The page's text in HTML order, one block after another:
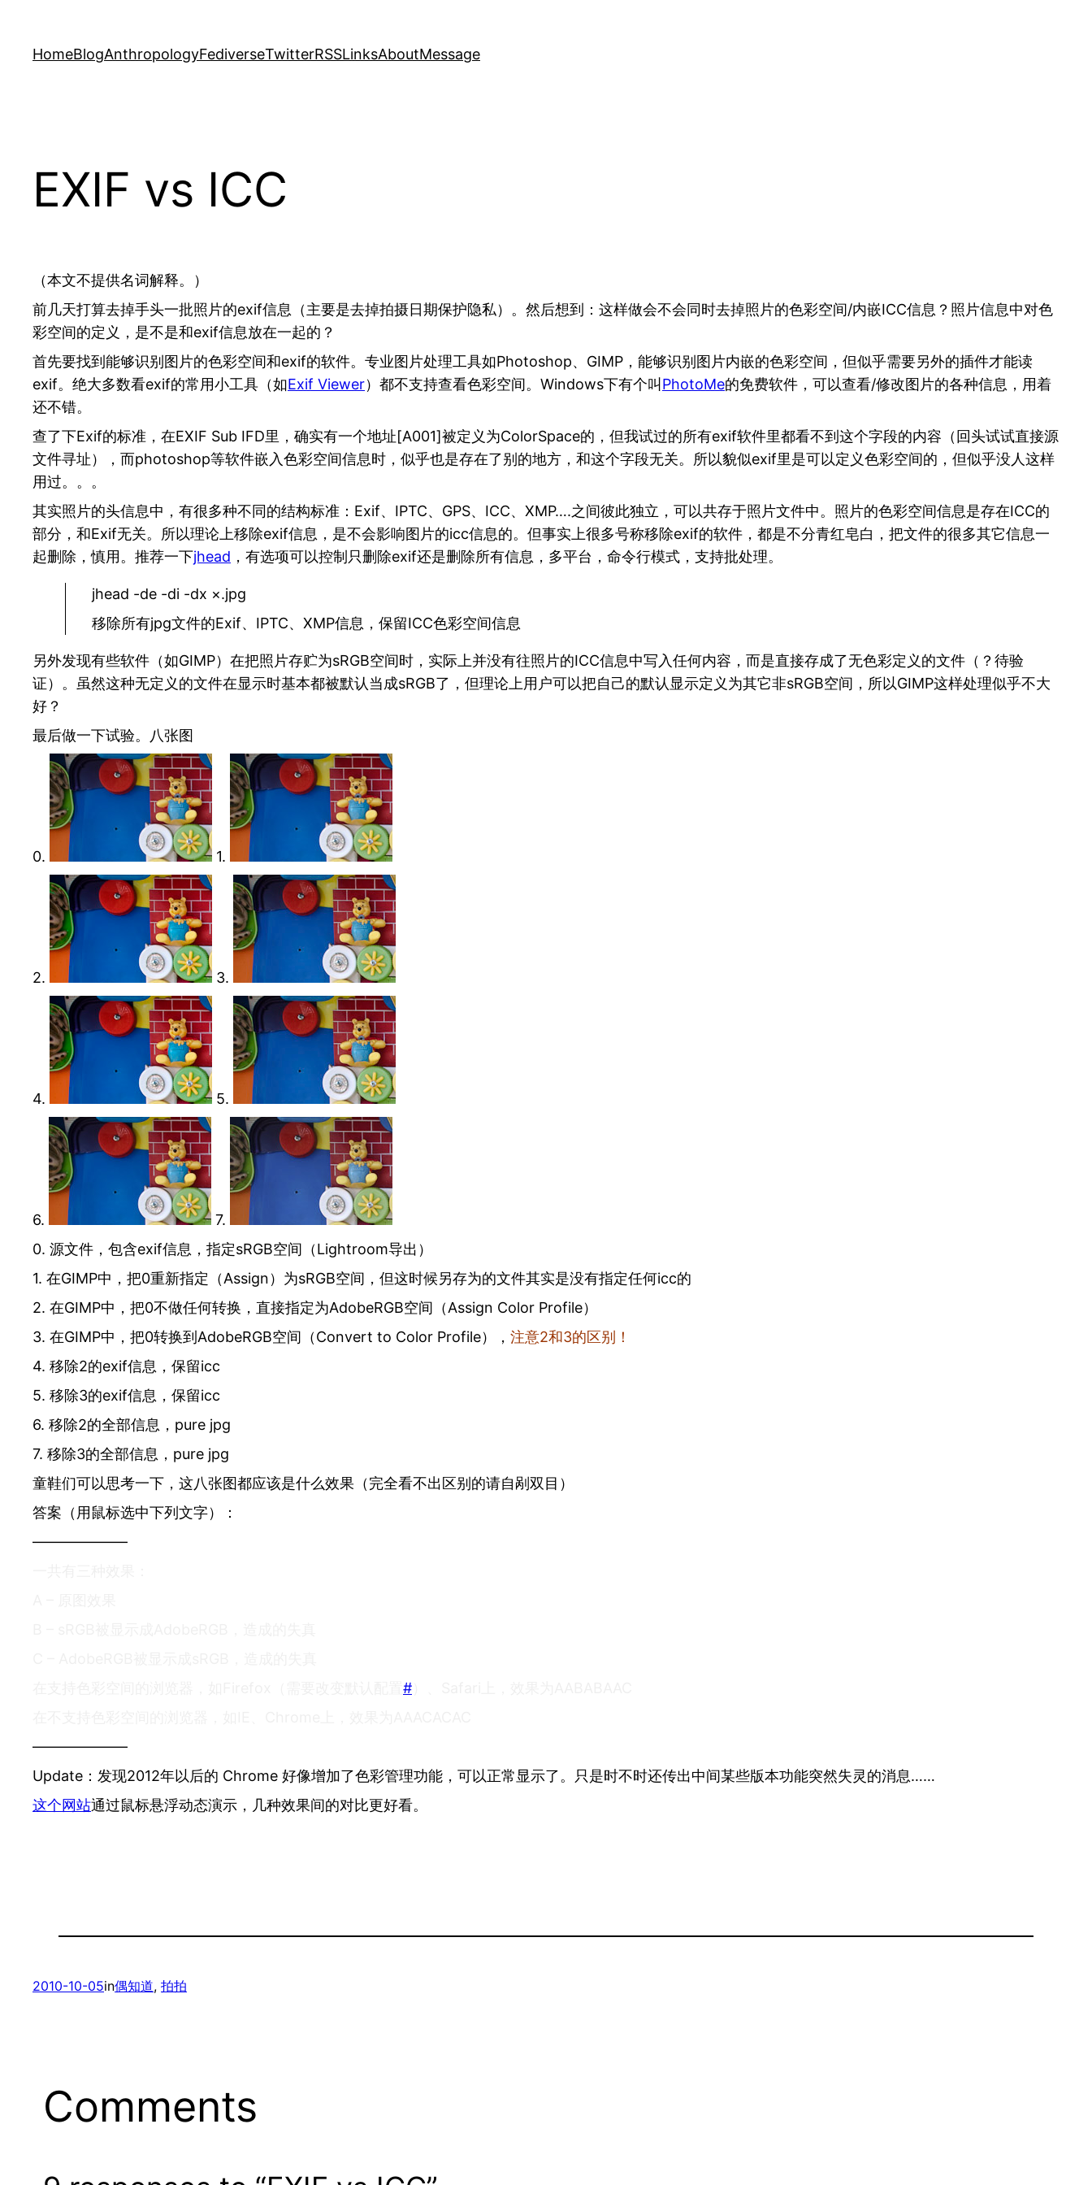
content
HomeBlogAnthropologyFediverseTwitterRSSLinksAboutMessage
EXIF vs ICC
（本文不提供名词解释。）
前几天打算去掉手头一批照片的exif信息（主要是去掉拍摄日期保护隐私）。然后想到：这样做会不会同时去掉照片的色彩空间/内嵌ICC信息？照片信息中对色
彩空间的定义，是不是和exif信息放在一起的？
首先要找到能够识别图片的色彩空间和exif的软件。专业图片处理工具如Photoshop、GIMP，能够识别图片内嵌的色彩空间，但似乎需要另外的插件才能读
exif。绝大多数看exif的常用小工具（如Exif Viewer）都不支持查看色彩空间。Windows下有个叫 PhotoMe的免费软件，可以查看/修改图片的各种信息，用着
还不错。
查了下Exif的标准，在EXIF Sub IFD里，确实有一个地址[A001]被定义为ColorSpace的，但我试过的所有exif软件里都看不到这个字段的内容（回头试试直接源
文件寻址），而photoshop等软件嵌入色彩空间信息时，似乎也是存在了别的地方，和这个字段无关。所以貌似exif里是可以定义色彩空间的，但似乎没人这样
用过。。。
其实照片的头信息中，有很多种不同的结构标准：Exif、IPTC、GPS、ICC、XMP….之间彼此独立，可以共存于照片文件中。照片的色彩空间信息是存在ICC的
部分，和Exif无关。所以理论上移除exif信息，是不会影响图片的icc信息的。但事实上很多号称移除exif的软件，都是不分青红皂白，把文件的很多其它信息一
起删除，慎用。推荐一下jhead ，有选项可以控制只删除exif还是删除所有信息，多平台，命令行模式，支持批处理。
jhead -de -di -dx ×.jpg
移除所有jpg文件的Exif、IPTC、XMP信息，保留ICC色彩空间信息
另外发现有些软件（如GIMP）在把照片存贮为sRGB空间时，实际上并没有往照片的ICC信息中写入任何内容，而是直接存成了无色彩定义的文件（？待验
证）。虽然这种无定义的文件在显示时基本都被默认当成sRGB了，但理论上用户可以把自己的默认显示定义为其它非sRGB空间，所以GIMP这样处理似乎不大
好？
最后做一下试验。八张图
0. 1.
2. 3.
4. 5.
6.
7.
0. 源文件，包含exif信息，指定sRGB空间（Lightroom导出）
1. 在GIMP中，把0重新指定（Assign）为sRGB空间，但这时候另存为的文件其实是没有指定任何icc的
2. 在GIMP中，把0不做任何转换，直接指定为AdobeRGB空间（Assign Color Profile）
3. 在GIMP中，把0转换到AdobeRGB空间（Convert to Color Profile）， 注意2和3的区别！
4. 移除2的exif信息，保留icc
5. 移除3的exif信息，保留icc
6. 移除2的全部信息，pure jpg
7. 移除3的全部信息，pure jpg
童鞋们可以思考一下，这八张图都应该是什么效果（完全看不出区别的请自剐双目）
答案（用鼠标选中下列文字）：
——————–
#
——————–
Update：发现2012年以后的 Chrome 好像增加了色彩管理功能，可以正常显示了。只是时不时还传出中间某些版本功能突然失灵的消息……
这个网站通过鼠标悬浮动态演示，几种效果间的对比更好看。
2010-10-05in偶知道, 拍拍
Comments